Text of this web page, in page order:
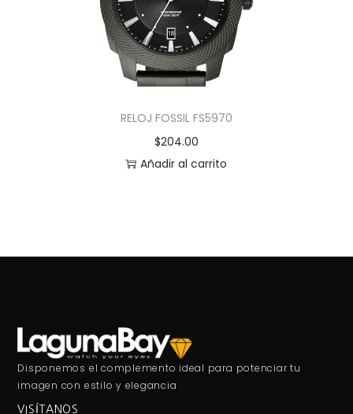
RELOJ FOSSIL FS5970
$204.00
Añadir al carrito
Disponemos el complemento ideal para potenciar tu
imagen con estilo y elegancia
VISÍTANOS